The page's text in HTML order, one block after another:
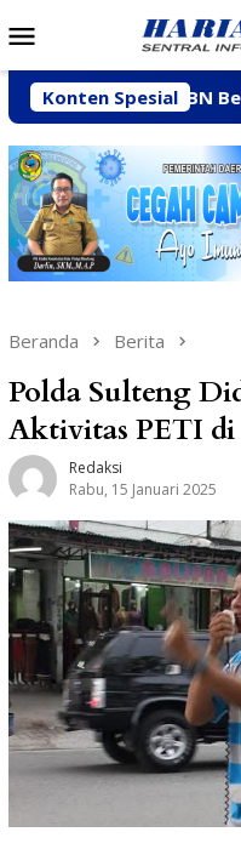
ke
Mobile
Konten Spesial
CV BBN Belum
Beranda Berita
Polda Sulteng
Aktivitas PETI
Redaksi
Rabu, 15 Januari 2025